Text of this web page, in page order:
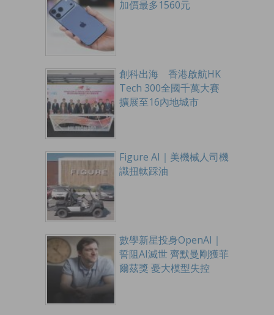
加價最多1560元
創科出海 香港啟航HK
Tech 300全國千萬大賽
擴展至16內地城市
Figure AI｜美機械人司機
識扭軚踩油
數學新星投身OpenAI｜
誓阻AI滅世 齊默曼剛獲菲
爾茲獎 憂大模型失控